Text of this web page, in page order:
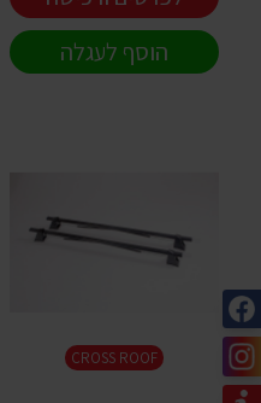
הוסף לעגלה
CROSS ROOF